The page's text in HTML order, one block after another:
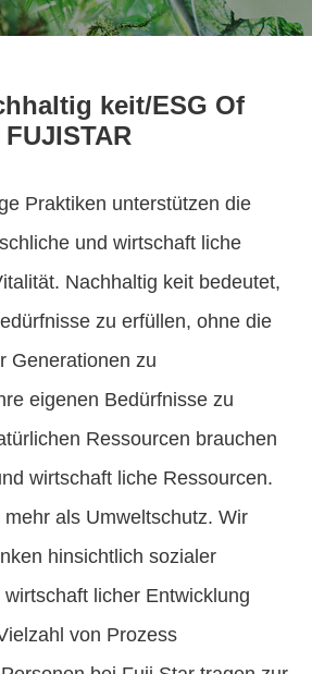
keit/ESG Of
FUJISTAR
Praktiken unterstützen die
und wirtschaft liche
Nachhaltig keit bedeutet,
zu erfüllen, ohne die
Generationen zu
eigenen Bedürfnisse zu
Ressourcen brauchen
wirtschaft liche Ressourcen.
als Umweltschutz. Wir
hinsichtlich sozialer
licher Entwicklung
von Prozess